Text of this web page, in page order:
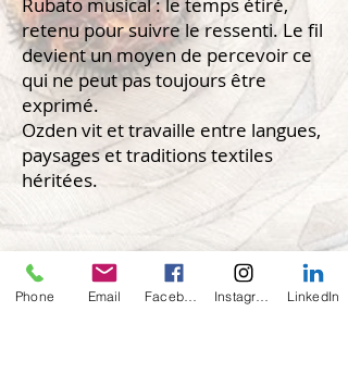
retenu pour suivre le ressenti. Le fil
devient un moyen de percevoir ce
qui ne peut pas toujours être
exprimé.
Ozden vit et travaille entre langues,
paysages et traditions textiles
héritées.
Phone Email LinkedIn